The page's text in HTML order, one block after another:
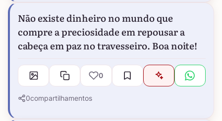
Não existe dinheiro no mundo que
compre a preciosidade em repousar a
cabeça em paz no travesseiro. Boa noite!
0
0compartilhamentos